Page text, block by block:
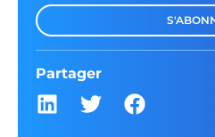
Partager